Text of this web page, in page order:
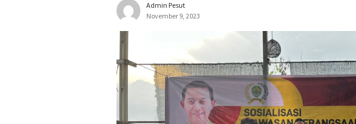
Admin Pesut
November 9, 2023